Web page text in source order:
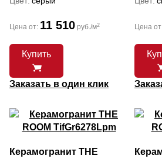
Цена от: 11 510 руб./м2
Купить
Заказать в один клик
Цена
Керамогранит THE